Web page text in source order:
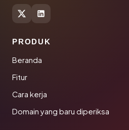
PRODUK
Beranda
Fitur
Cara kerja
Domain yang baru diperiksa